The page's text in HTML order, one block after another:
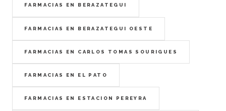
FARMACIAS EN BERAZATEGUI
FARMACIAS EN BERAZATEGUI OESTE
FARMACIAS EN CARLOS TOMAS SOURIGUES
FARMACIAS EN EL PATO
FARMACIAS EN ESTACION PEREYRA